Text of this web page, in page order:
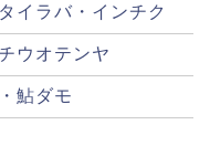
イラバ・インチク
ウオテンヤ
鮎ダモ